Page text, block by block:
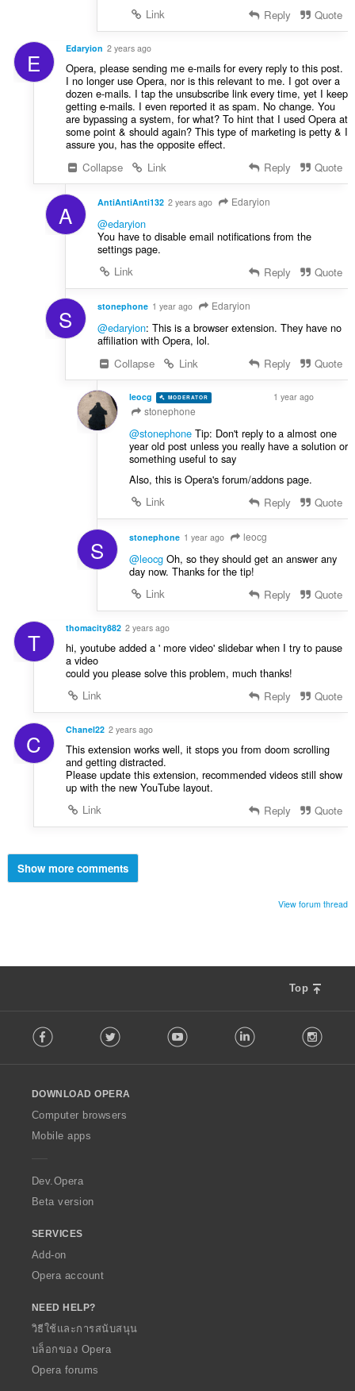
Link
Reply Quote
E Edaryion 2 years ago
Opera, please sending me e-mails for every reply to this post.
I no longer use Opera, nor is this relevant to me. I got over a
dozen e-mails. I tap the unsubscribe link every time, yet I keep
getting e-mails. I even reported it as spam. No change. You
are bypassing a system, for what? To hint that I used Opera at
some point & should again? This type of marketing is petty & I
assure you, has the opposite effect.
Collapse
Link Reply Quote
A AntiAntiAnti132 2 years ago Edaryion
@edaryion
You have to disable email notifications from the
settings page.
Link
Reply Quote
S stonephone 1 year ago Edaryion
@edaryion: This is a browser extension. They have no
affiliation with Opera, lol.
Collapse
Link Reply Quote
leocg MODERATOR 1 year ago
stonephone
@stonephoneTip: Don't reply to a almost one
year old post unless you really have a solution or
something useful to say
Also, this is Opera's forum/addons page.
Link
Reply Quote
S stonephone 1 year ago leocg
@leocgOh, so they should get an answer any
day now. Thanks for the tip!
Link
Reply Quote
T thomacity882 2 years ago
hi, youtube added a ' more video' slidebar when I try to pause
a video
could you please solve this problem, much thanks!
Link
Reply Quote
C Chanel22 2 years ago
This extension works well, it stops you from doom scrolling
and getting distracted.
Please update this extension, recommended videos still show
up with the new YouTube layout.
Link
Reply Quote
Show more comments
View forum thread
Top
o
w
O
p
a
Facebook Twitter Youtube LinkedIn
DOWNLOAD OPERA
Computer browsers
Mobile apps
Dev.Opera
Beta version
SERVICES
Add-on
Opera account
NEED HELP?
วิธีใช้และการสนับสนุน
บล็อกของ Opera
Opera forums